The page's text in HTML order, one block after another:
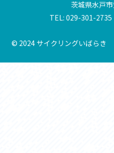
茨城県水戸
TEL: 029-301-2735
© 2024 サイクリングいばらき